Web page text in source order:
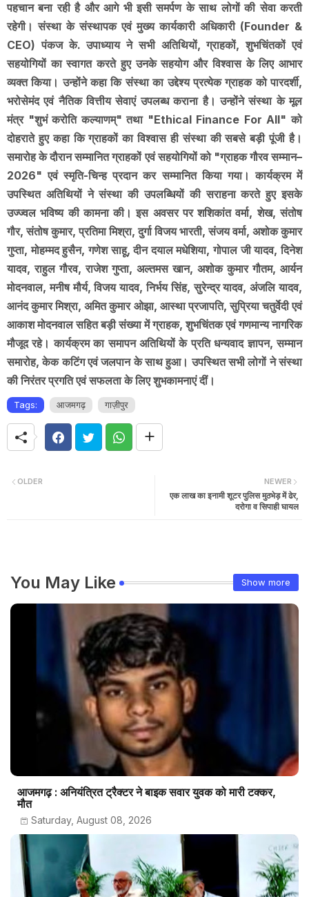
पहचान बना रही है और आगे भी इसी समर्पण के साथ लोगों की सेवा करती
रहेगी। संस्था के संस्थापक एवं मुख्य कार्यकारी अधिकारी (Founder &
CEO) पंकज के. उपाध्याय ने सभी अतिथियों, ग्राहकों, शुभचिंतकों एवं
सहयोगियों का स्वागत करते हुए उनके सहयोग और विश्वास के लिए आभार
व्यक्त किया। उन्होंने कहा कि संस्था का उद्देश्य प्रत्येक ग्राहक को पारदर्शी,
भरोसेमंद एवं नैतिक वित्तीय सेवाएं उपलब्ध कराना है। उन्होंने संस्था के मूल
मंत्र "शुभं करोति कल्याणम्" तथा "Ethical Finance For All" को
दोहराते हुए कहा कि ग्राहकों का विश्वास ही संस्था की सबसे बड़ी पूंजी है।
समारोह के दौरान सम्मानित ग्राहकों एवं सहयोगियों को "ग्राहक गौरव सम्मान–
2026" एवं स्मृति-चिन्ह प्रदान कर सम्मानित किया गया। कार्यक्रम में
उपस्थित अतिथियों ने संस्था की उपलब्धियों की सराहना करते हुए इसके
उज्ज्वल भविष्य की कामना की। इस अवसर पर शशिकांत वर्मा, शेख, संतोष
गौर, संतोष कुमार, प्रतिमा मिश्रा, दुर्गा विजय भारती, संजय वर्मा, अशोक कुमार
गुप्ता, मोहम्मद हुसैन, गणेश साहू, दीन दयाल मधेशिया, गोपाल जी यादव, दिनेश
यादव, राहुल गौरव, राजेश गुप्ता, अल्तमस खान, अशोक कुमार गौतम, आर्यन
मोदनवाल, मनीष मौर्य, विजय यादव, निर्भय सिंह, सुरेन्द्र यादव, अंजलि यादव,
आनंद कुमार मिश्रा, अमित कुमार ओझा, आस्था प्रजापति, सुप्रिया चतुर्वेदी एवं
आकाश मोदनवाल सहित बड़ी संख्या में ग्राहक, शुभचिंतक एवं गणमान्य नागरिक
मौजूद रहे। कार्यक्रम का समापन अतिथियों के प्रति धन्यवाद ज्ञापन, सम्मान
समारोह, केक कटिंग एवं जलपान के साथ हुआ। उपस्थित सभी लोगों ने संस्था
की निरंतर प्रगति एवं सफलता के लिए शुभकामनाएं दीं।
Tags: आजमगढ़ गाज़ीपुर
NEWER
एक लाख का इनामी शूटर पुलिस मुठभेड़ में ढेर,
दरोगा व सिपाही घायल
OLDER
You May Like Show more
आजमगढ़ : अनियंत्रित ट्रैक्टर ने बाइक सवार युवक को मारी टक्कर,
मौत
Saturday, August 08, 2026